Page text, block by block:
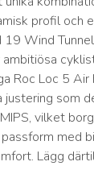
profil och
Wind
Roc Loc 5
justering som
vilket
med
Lägg